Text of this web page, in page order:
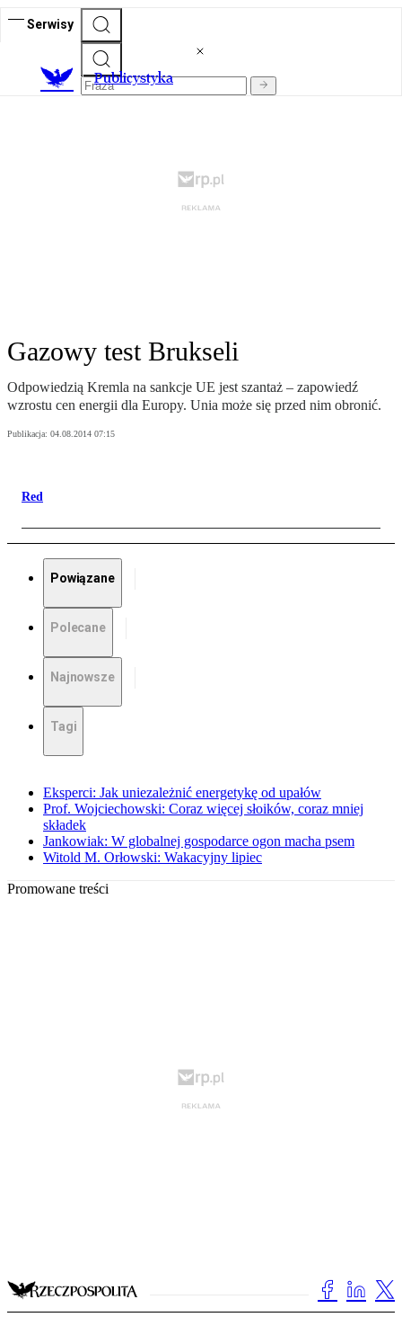
Serwisy
Publicystyka
Gazowy test Brukseli
Odpowiedzią Kremla na sankcje UE jest szantaż – zapowiedź
wzrostu cen energii dla Europy. Unia może się przed nim obronić.
Publikacja: 04.08.2014 07:15
Red
Powiązane
Polecane
Najnowsze
Tagi
Eksperci: Jak uniezależnić energetykę od upałów
Prof. Wojciechowski: Coraz więcej słoików, coraz mniej
składek
Jankowiak: W globalnej gospodarce ogon macha psem
Witold M. Orłowski: Wakacyjny lipiec
Promowane treści